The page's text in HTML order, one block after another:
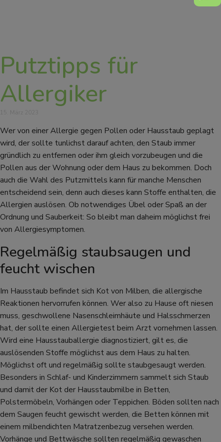
Putztipps für
Allergiker
Wer von einer Allergie gegen Pollen oder Hausstaub geplagt
wird, der sollte tunlichst darauf achten, den Staub immer
gründlich zu entfernen oder ihm gleich vorzubeugen und die
Pollen aus der Wohnung oder dem Haus zu bekommen. Doch
auch die Wahl des Putzmittels kann für manche Menschen
entscheidend sein, denn auch dieses kann Stoffe enthalten, die
Allergien auslösen. Ob notwendiges Übel oder Spaß an der
Ordnung und Sauberkeit: So bleibt man daheim möglichst frei
von Allergiesymptomen.
Regelmäßig staubsaugen und
feucht wischen
Im Hausstaub befindet sich Kot von Milben, die allergische
Reaktionen hervorrufen können. Wer also zu Hause oft niesen
muss, geschwollene Nasenschleimhäute und Halsschmerzen
hat, der sollte einen Allergietest beim Arzt vornehmen lassen.
Wird eine Hausstauballergie diagnostiziert, gilt es, die
auslösenden Stoffe möglichst aus dem Haus zu halten.
Möglichst oft und regelmäßig sollte staubgesaugt werden.
Besonders in Schlaf- und Kinderzimmern sammelt sich Staub
und damit der Kot der Hausstaubmilbe in Betten,
Polstermöbeln, Vorhängen oder Teppichen. Böden sollten nach
dem Saugen feucht gewischt werden, die Betten können mit
einem milbendichten Matratzenbezug versehen werden.
Vorhänge und Bettwäsche sollten regelmäßig gewaschen